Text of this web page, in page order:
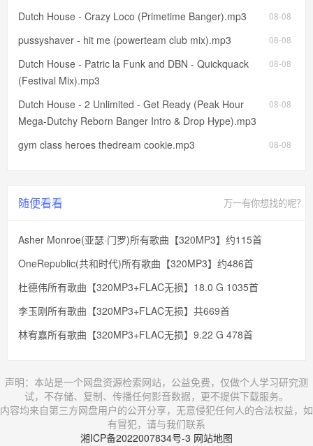
08-08
Dutch House - Crazy Loco (Primetime Banger).mp3
08-08
pussyshaver - hit me (powerteam club mix).mp3
08-08
Dutch House - Patric la Funk and DBN - Quickquack
(Festival Mix).mp3
08-08
Dutch House - 2 Unlimited - Get Ready (Peak Hour
Mega-Dutchy Reborn Banger Intro & Drop Hype).mp3
08-08
gym class heroes thedream cookie.mp3
随便看看 万一有你想找的呢？
Asher Monroe(亚瑟·门罗)所有歌曲【320MP3】约115首
OneRepublic(共和时代)所有歌曲【320MP3】约486首
杜德伟所有歌曲【320MP3+FLAC无损】18.0 G 1035首
李玉刚所有歌曲【320MP3+FLAC无损】共669首
林宥嘉所有歌曲【320MP3+FLAC无损】9.22 G 478首
声明：本站是一个网盘资源检索网站，公益免费，仅做个人学习研究测
试，不存储、复制、传播任何影音数据，更不提供下载服务。
内容均来自第三方网盘用户的公开分享，无意侵犯任何人的合法权益，如
有冒犯，请与我们联系
湘ICP备2022007834号-3 网站地图